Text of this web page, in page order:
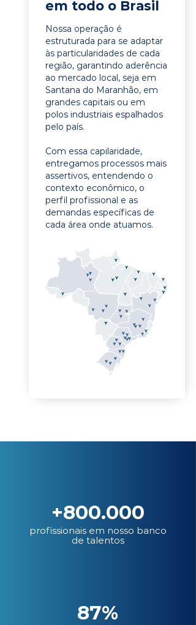
em todo o Brasil
Nossa operação é
estruturada para se adaptar
às particularidades de cada
região, garantindo aderência
ao mercado local, seja em
Santana do Maranhão, em
grandes capitais ou em
polos industriais espalhados
pelo país.
Com essa capilaridade,
entregamos processos mais
assertivos, entendendo o
contexto econômico, o
perfil profissional e as
demandas específicas de
cada área onde atuamos.
+800.000
profissionais em nosso banco
de talentos
87%